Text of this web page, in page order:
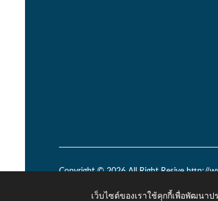
Copyright © 2026 All Right Resive http://
เว็บไซต์ของเราใช้คุกกี้เพื่อพัฒนา